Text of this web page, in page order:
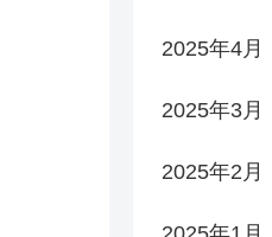
2025年4月
2025年3月
2025年2月